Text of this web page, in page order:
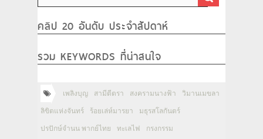
คลิป 20 อันดับ ประจำสัปดาห์
รวม KEYWORDS ที่น่าสนใจ
เพลิงบุญ สามีตีตรา สงครามนางฟ้า วิมานเมขลา
ลิขิตแห่งจันทร์ ร้อยเล่ห์มารยา มธุรสโลกันตร์
ปรปักษ์จำนน พากย์ไทย ทะเลไฟ กรงกรรม